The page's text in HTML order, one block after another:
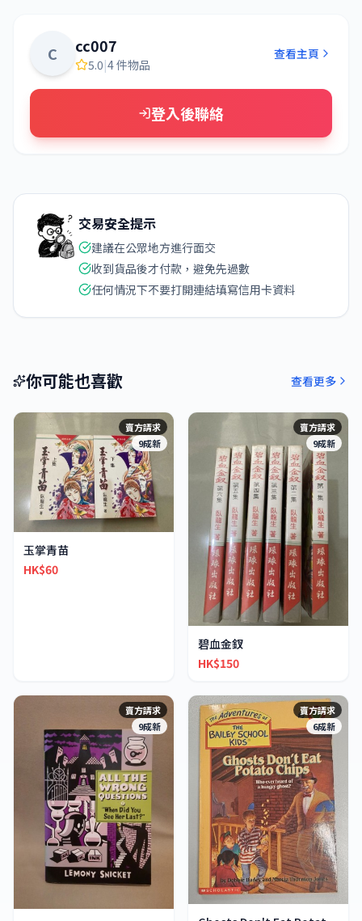
C cc007
5.0|4 件物品
查看主頁
登入後聯絡
交易安全提示
建議在公眾地方進行面交
收到貨品後才付款，避免先過數
任何情況下不要打開連結填寫信用卡資料
你可能也喜歡 查看更多
賣方請求
9成新
玉掌青苗
HK$60
賣方請求
9成新
碧血金釵
HK$150
賣方請求
9成新
賣方請求
6成新